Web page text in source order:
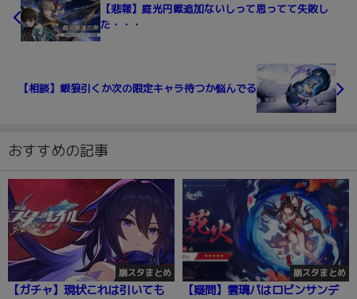
【悲報】庭光円錐追加ないしって思ってて失敗し
た・・・
【相談】銀狼引くか次の限定キャラ待つか悩んでる
おすすめの記事
崩スタまとめ
【ガチャ】現状これは引いても
崩スタまとめ
【疑問】雲璃パはロビンサンデ